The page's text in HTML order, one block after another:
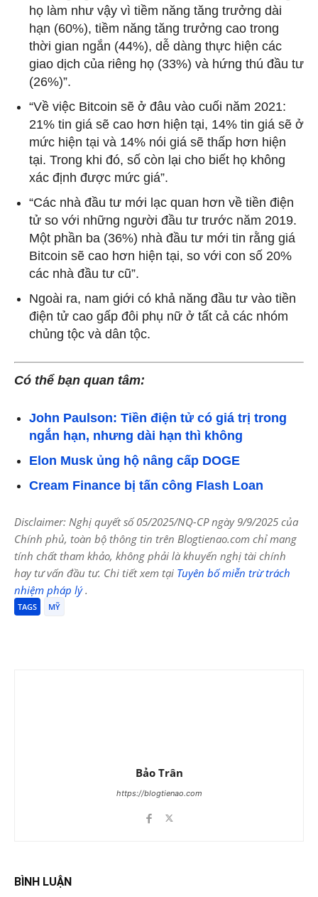
họ làm như vậy vì tiềm năng tăng trưởng dài
hạn (60%), tiềm năng tăng trưởng cao trong
thời gian ngắn (44%), dễ dàng thực hiện các
giao dịch của riêng họ (33%) và hứng thú đầu tư
(26%)”.
“Về việc Bitcoin sẽ ở đâu vào cuối năm 2021:
21% tin giá sẽ cao hơn hiện tại, 14% tin giá sẽ ở
mức hiện tại và 14% nói giá sẽ thấp hơn hiện
tại. Trong khi đó, số còn lại cho biết họ không
xác định được mức giá”.
“Các nhà đầu tư mới lạc quan hơn về tiền điện
tử so với những người đầu tư trước năm 2019.
Một phần ba (36%) nhà đầu tư mới tin rằng giá
Bitcoin sẽ cao hơn hiện tại, so với con số 20%
các nhà đầu tư cũ”.
Ngoài ra, nam giới có khả năng đầu tư vào tiền
điện tử cao gấp đôi phụ nữ ở tất cả các nhóm
chủng tộc và dân tộc.
Có thể bạn quan tâm:
John Paulson: Tiền điện tử có giá trị trong
ngắn hạn, nhưng dài hạn thì không
Elon Musk ủng hộ nâng cấp DOGE
Cream Finance bị tấn công Flash Loan
Disclaimer: Nghị quyết số 05/2025/NQ-CP ngày 9/9/2025 của
Chính phủ, toàn bộ thông tin trên Blogtienao.com chỉ mang
tính chất tham khảo, không phải là khuyến nghị tài chính
hay tư vấn đầu tư. Chi tiết xem tại Tuyên bố miễn trừ trách
nhiệm pháp lý.
TAGS MỸ
Bảo Trân
https://blogtienao.com
BÌNH LUẬN